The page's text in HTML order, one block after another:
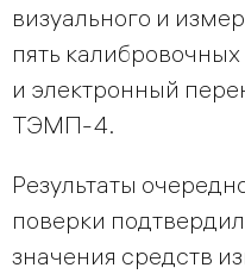
визуального и
пять
и электронный
ТЭМП-4.
Результаты
поверки
значения средств